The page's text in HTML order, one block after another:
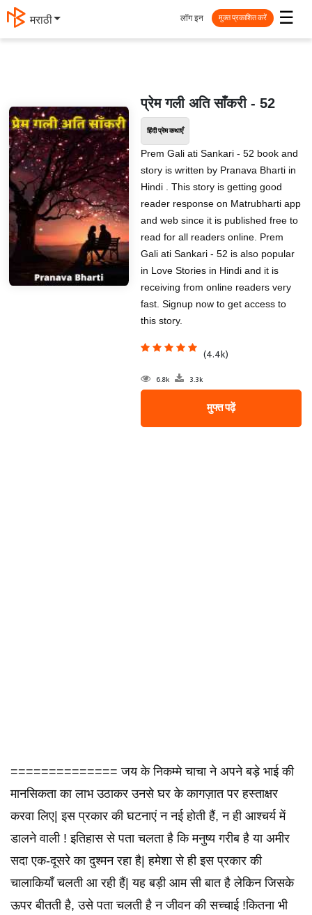
मराठी ☰
लॉग इन मुक्त प्रकाशित करें
प्रेम गली अति साँकरी - 52
हिंदी प्रेम कथाएँ
Prem Gali ati Sankari - 52 book and
story is written by Pranava Bharti in
Hindi . This story is getting good
reader response on Matrubharti app
and web since it is published free to
read for all readers online. Prem
Gali ati Sankari - 52 is also popular
in Love Stories in Hindi and it is
receiving from online readers very
fast. Signup now to get access to
this story.
(4.4k)
6.8k 3.3k
मुफ्त पढ़ें
============== जय के निकम्मे चाचा ने अपने बड़े भाई की
मानसिकता का लाभ उठाकर उनसे घर के कागज़ात पर हस्ताक्षर
करवा लिए| इस प्रकार की घटनाएं न नई होती हैं, न ही आश्चर्य में
डालने वाली ! इतिहास से पता चलता है कि मनुष्य गरीब है या अमीर
सदा एक-दूसरे का दुश्मन रहा है| हमेशा से ही इस प्रकार की
चालाकियाँ चलती आ रही हैं| यह बड़ी आम सी बात है लेकिन जिसके
ऊपर बीतती है, उसे पता चलती है न जीवन की सच्चाई !कितना भी